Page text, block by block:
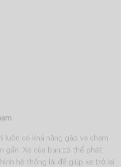
luôn có khả năng gặp va chạm
gần. Xe của bạn có thể phát
hệ thống lái để giúp xe trở lại